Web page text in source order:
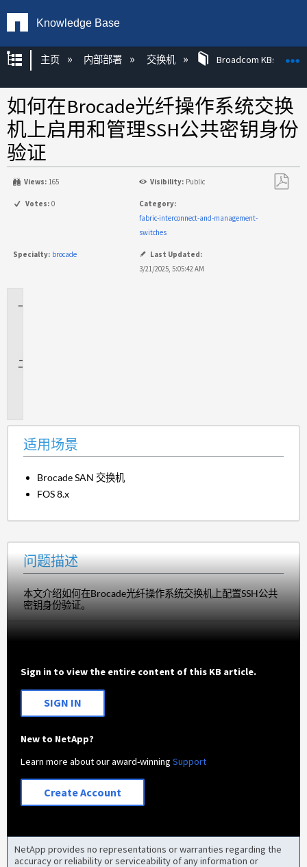
Knowledge Base
扩展/隐缩全局层次
主页 内部部署 交换机 Broadcom KBs
如何在Brocade光纤操作系统交换
机上启用和管理SSH公共密钥身份
验证
Views: 165 Visibility: Public
Votes: 0
Category:
fabric-interconnect-and-management-
switches
Specialty: brocade
Last Updated:
3/21/2025, 5:05:42 AM
适用场景
Brocade SAN 交换机
FOS 8.x
问题描述
本文介绍如何在Brocade光纤操作系统交换机上配置SSH公共
密钥身份验证。
Sign in to view the entire content of this KB article.
SIGN IN
New to NetApp?
Learn more about our award-winningSupport
Create Account
NetApp provides no representations or warranties regarding the
accuracy or reliability or serviceability of any information or